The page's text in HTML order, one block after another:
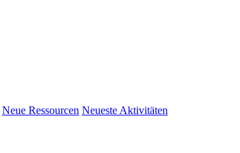
Neue Ressourcen Neueste Aktivitäten